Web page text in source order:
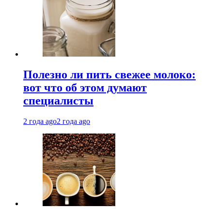
Полезно ли пить свежее молоко:
вот что об этом думают
специалисты
2 года ago2 года ago